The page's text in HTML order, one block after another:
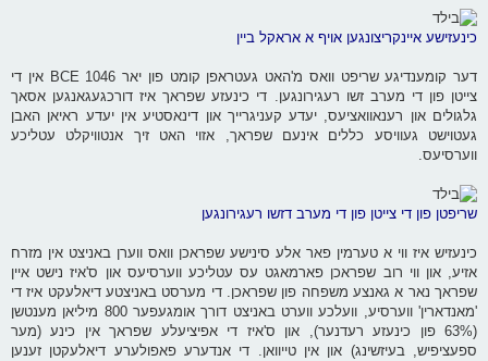
כינעזישע איינקריצונגען אויף א אראקל ביין
דער קומענדיגע שריפט וואס מ'האט געטראפן קומט פון יאר 1046 BCE אין די
צייטן פון די מערב זשו רעגירונגען. די כינעזע שפראך איז דורכגעגאנגען אסאך
גלגולים און רענאוואציעס, יעדע קעניגרייך און דינאסטיע אין יעדע ראיאן האבן
געטוישט געוויסע כללים אינעם שפראך, אזוי האט זיך אנטוויקלט עטליכע
ווערסיעס.
שריפטן פון די צייטן פון די מערב דזשו רעגירונגען
כינעזיש איז ווי א טערמין פאר אלע סינישע שפראכן וואס ווערן באניצט אין מזרח
אזיע, און ווי רוב שפראכן פארמאגט עס עטליכע ווערסיעס און ס'איז נישט איין
שפראך נאר א גאנצע משפחה פון שפראכן. די מערסט באניצטע דיאלעקט איז די
'מאנדארין' ווערסיע, וועלכע ווערט באניצט דורך אומגעפער 800 מיליאן מענטשן
(63% פון כינעזע רעדנער), און ס'איז די אפיציעלע שפראך אין כינע (מער
ספעציפיש, בעיזשינג) און אין טייוואן. די אנדערע פאפולערע דיאלעקטן זענען